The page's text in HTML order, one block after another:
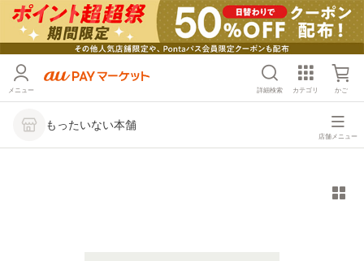
メニュー 詳細検索 カテゴリ かご
もったいない本舗
店舗メニュー